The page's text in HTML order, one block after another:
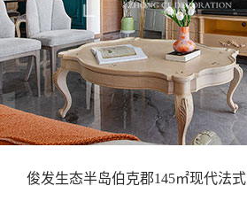
俊发生态半岛伯克郡145㎡现代法式